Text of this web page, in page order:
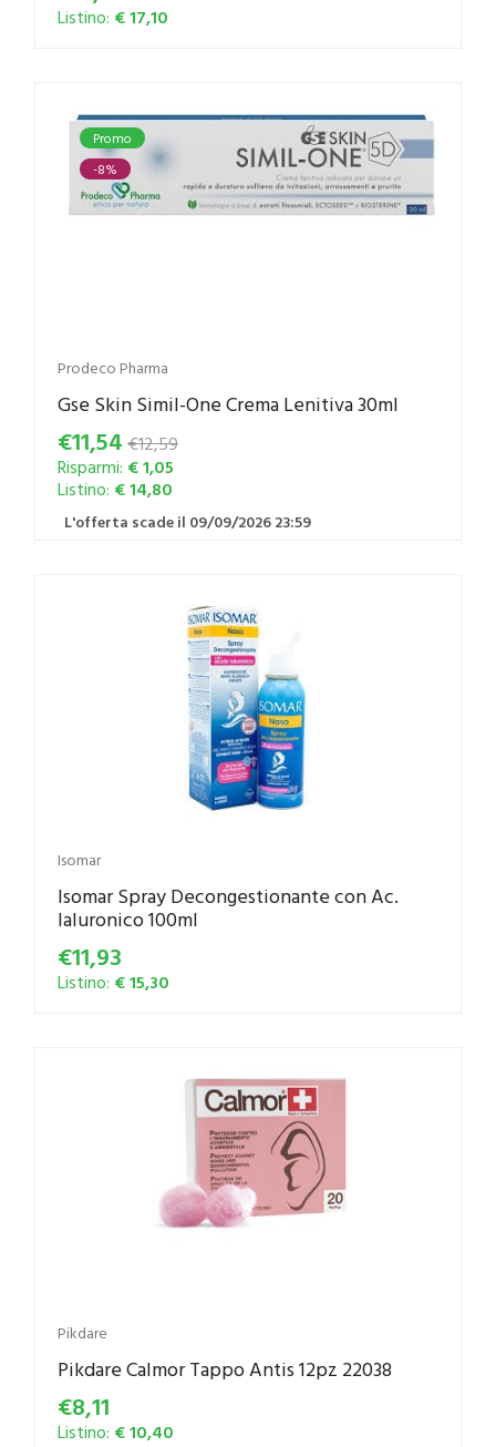
Listino: € 17,10
Promo
-8%
Prodeco Pharma
Gse Skin Simil-One Crema Lenitiva 30ml
€11,54 €12,59
Risparmi: € 1,05
Listino: € 14,80
L'offerta scade il 09/09/2026 23:59
Isomar
Isomar Spray Decongestionante con Ac.
Ialuronico 100ml
€11,93
Listino: € 15,30
Pikdare
Pikdare Calmor Tappo Antis 12pz 22038
€8,11
Listino: € 10,40